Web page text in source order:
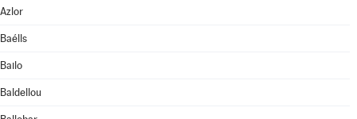
Azlor
Baélls
Bailo
Baldellou